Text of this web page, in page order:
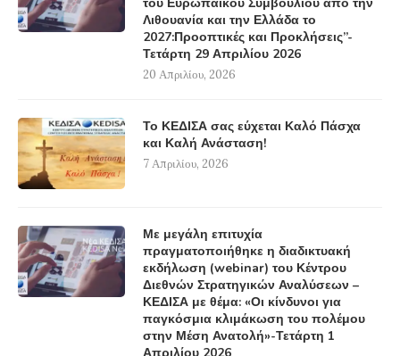
Λιθουανία και την Ελλάδα το
2027:Προοπτικές και Προκλήσεις”-
Τετάρτη 29 Απριλίου 2026
20 Απριλίου, 2026
Το ΚΕΔΙΣΑ σας εύχεται Καλό Πάσχα
και Καλή Ανάσταση!
7 Απριλίου, 2026
Με μεγάλη επιτυχία
πραγματοποιήθηκε η διαδικτυακή
εκδήλωση (webinar) του Κέντρου
Διεθνών Στρατηγικών Αναλύσεων –
ΚΕΔΙΣΑ με θέμα: «Οι κίνδυνοι για
παγκόσμια κλιμάκωση του πολέμου
στην Μέση Ανατολή»-Τετάρτη 1
Απριλίου 2026